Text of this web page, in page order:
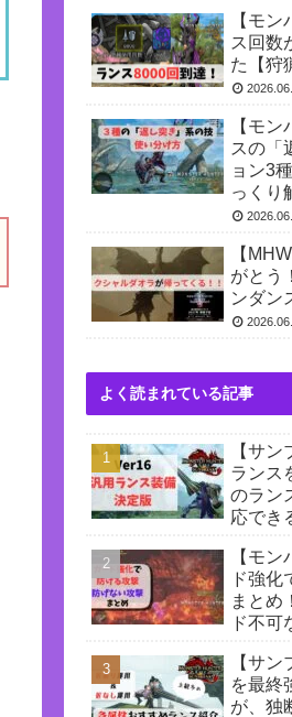
【モ
ス回数
た【狩
【モ
スの「
ョン3
っくり
【
がとう
ンダン
よく読まれている記事
【サ
ランス
のラン
応でき
【モ
ド強化
まとめ
ド不可
【サ
を最終
が、独